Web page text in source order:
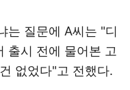
는 질문에 A씨는 "디
출시 전에 물어본 고
없었다"고 전했다.